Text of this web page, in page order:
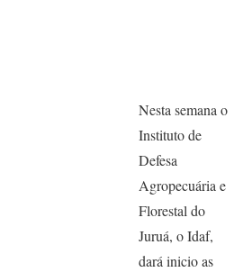
Nesta semana o
Instituto de
Defesa
Agropecuária e
Florestal do
Juruá, o Idaf,
dará inicio as